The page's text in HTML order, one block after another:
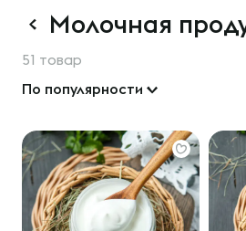
Молочная
51 товар
По популярности